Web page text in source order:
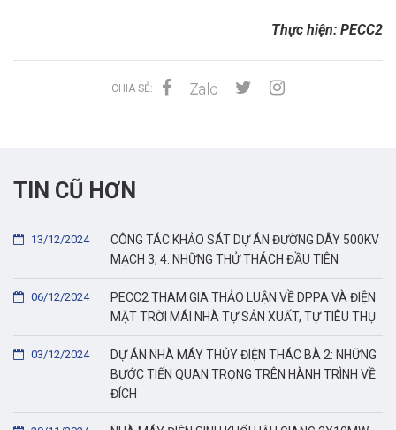
Thực hiện: PECC2
CHIA SẺ:
TIN CŨ HƠN
CÔNG TÁC KHẢO SÁT DỰ ÁN ĐƯỜNG DÂY 500KV
MẠCH 3, 4: NHỮNG THỬ THÁCH ĐẦU TIÊN
13/12/2024
PECC2 THAM GIA THẢO LUẬN VỀ DPPA VÀ ĐIỆN
MẶT TRỜI MÁI NHÀ TỰ SẢN XUẤT, TỰ TIÊU THỤ
06/12/2024
DỰ ÁN NHÀ MÁY THỦY ĐIỆN THÁC BÀ 2: NHỮNG
BƯỚC TIẾN QUAN TRỌNG TRÊN HÀNH TRÌNH VỀ
ĐÍCH
03/12/2024